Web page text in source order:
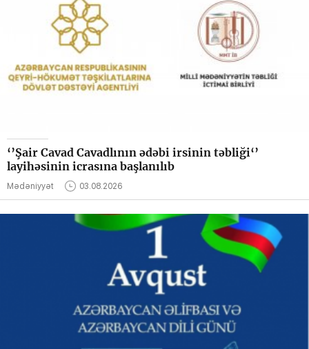
‘’Şair Cavad Cavadlının ədəbi irsinin təbliği‘’
layihəsinin icrasına başlanılıb
Mədəniyyət 03.08.2026